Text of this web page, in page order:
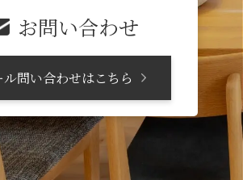
お問い合わせ
ル問い合わせはこちら